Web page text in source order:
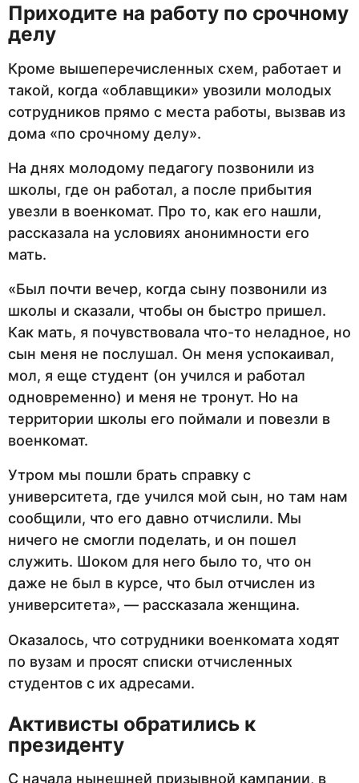
Приходите на работу по срочному
делу
Кроме вышеперечисленных схем, работает и
такой, когда «облавщики» увозили молодых
сотрудников прямо с места работы, вызвав из
дома «по срочному делу».
На днях молодому педагогу позвонили из
школы, где он работал, а после прибытия
увезли в военкомат. Про то, как его нашли,
рассказала на условиях анонимности его
мать.
«Был почти вечер, когда сыну позвонили из
школы и сказали, чтобы он быстро пришел.
Как мать, я почувствовала что-то неладное, но
сын меня не послушал. Он меня успокаивал,
мол, я еще студент (он учился и работал
одновременно) и меня не тронут. Но на
территории школы его поймали и повезли в
военкомат.
Утром мы пошли брать справку с
университета, где учился мой сын, но там нам
сообщили, что его давно отчислили. Мы
ничего не смогли поделать, и он пошел
служить. Шоком для него было то, что он
даже не был в курсе, что был отчислен из
университета», — рассказала женщина.
Оказалось, что сотрудники военкомата ходят
по вузам и просят списки отчисленных
студентов с их адресами.
Активисты обратились к
президенту
С начала нынешней призывной кампании, в